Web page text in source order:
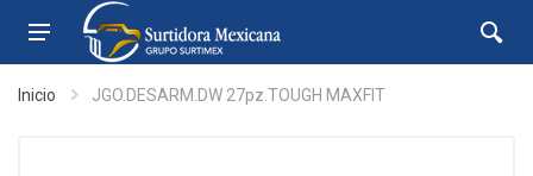
Inicio JGO.DESARM.DW 27pz.TOUGH MAXFIT